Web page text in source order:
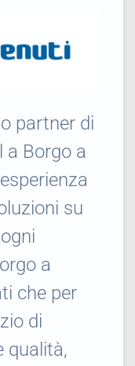
partner di
a Borgo a
su
a
che per
di
qualità,